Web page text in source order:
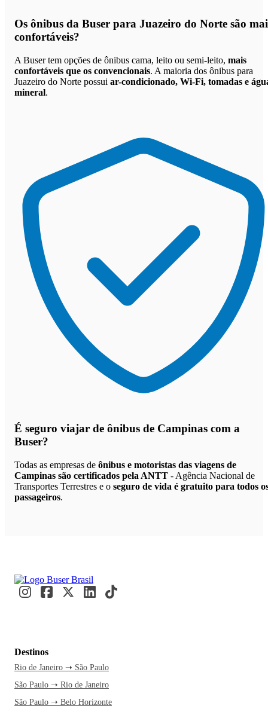
Os ônibus da Buser para Juazeiro do Norte são
confortáveis?
A Buser tem opções de ônibus cama, leito ou semi-leito, mais
confortáveis que os convencionais. A maioria dos ônibus para
Juazeiro do Norte possui ar-condicionado, Wi-Fi, tomadas e
mineral.
É seguro viajar de ônibus de Campinas com a
Buser?
Todas as empresas de ônibus e motoristas das viagens de
Campinas são certificados pela ANTT - Agência Nacional de
Transportes Terrestres e o seguro de vida é gratuito para todos
passageiros.
Destinos
Rio de Janeiro ➝ São Paulo
São Paulo ➝ Rio de Janeiro
São Paulo ➝ Belo Horizonte